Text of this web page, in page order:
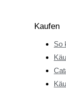
Kaufen
So